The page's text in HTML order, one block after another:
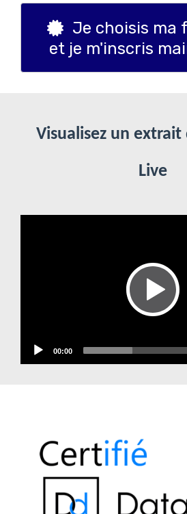
Je choisis ma
et je m'inscris
Visualisez un extrait
Live
00:00